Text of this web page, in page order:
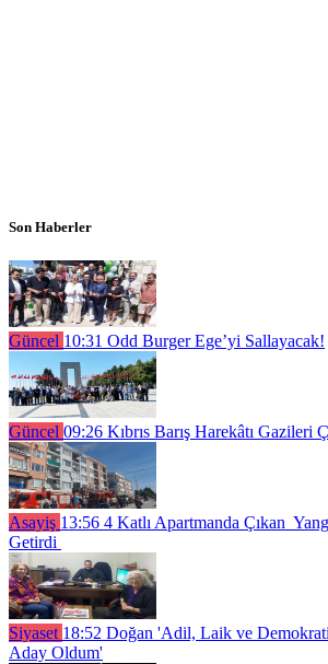
Son Haberler
Güncel 10:31 Odd Burger Ege’yi Sallayacak!
Güncel 09:26 Kıbrıs Barış Harekâtı Gazileri
Asayiş 13:56 4 Katlı Apartmanda Çıkan
Getirdi
Siyaset 18:52 Doğan 'Adil, Laik ve
Aday Oldum'